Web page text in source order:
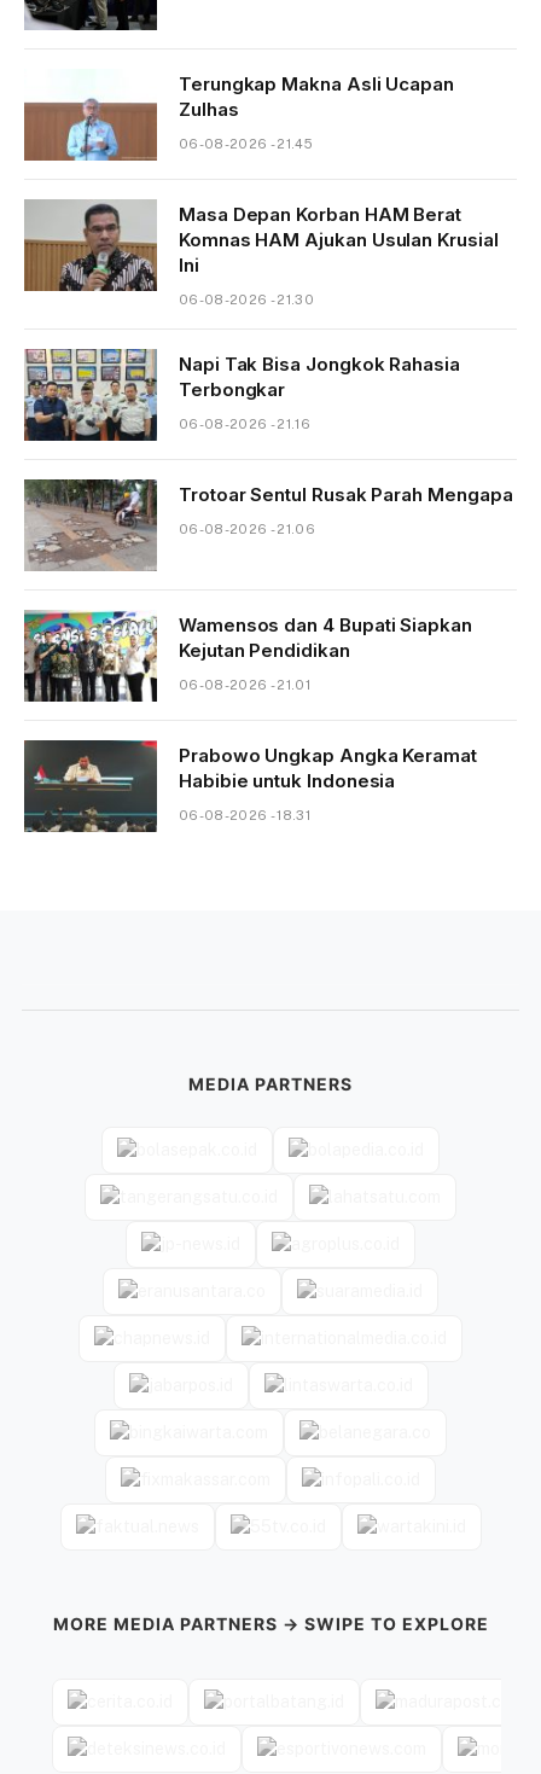
Terungkap Makna Asli Ucapan
Zulhas
06-08-2026 - 21.45
Masa Depan Korban HAM Berat
Komnas HAM Ajukan Usulan Krusial
Ini
06-08-2026 - 21.30
Napi Tak Bisa Jongkok Rahasia
Terbongkar
06-08-2026 - 21.16
Trotoar Sentul Rusak Parah Mengapa
06-08-2026 - 21.06
Wamensos dan 4 Bupati Siapkan
Kejutan Pendidikan
06-08-2026 - 21.01
Prabowo Ungkap Angka Keramat
Habibie untuk Indonesia
06-08-2026 - 18.31
MEDIA PARTNERS
MORE MEDIA PARTNERS → SWIPE TO EXPLORE